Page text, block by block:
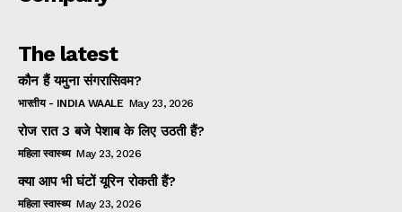
The latest
कौन हैं यमुना संगरासिवम?
भारतीय - INDIA WAALE May 23, 2026
रोज रात 3 बजे पेशाब के लिए उठती हैं?
महिला स्वास्थ्य May 23, 2026
क्या आप भी घंटों यूरिन रोकती हैं?
महिला स्वास्थ्य May 23, 2026